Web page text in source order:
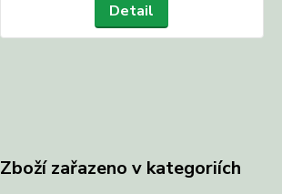
Detail
Zboží zařazeno v kategoriích